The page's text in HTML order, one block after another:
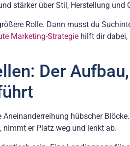
stärker über Stil, Herstellung und
Rolle. Dann musst du
Marketing-Strategie hilft dir dabei,
Der
hübscher
er Platz weg und lenkt ab.